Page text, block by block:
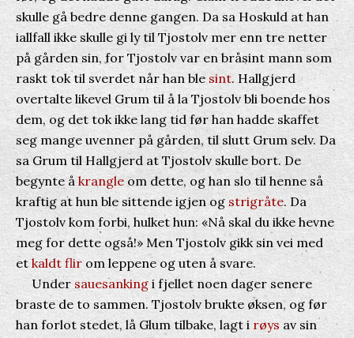
skulle gå bedre denne gangen. Da sa Hoskuld at han
iallfall ikke skulle gi ly til Tjostolv mer enn tre netter
på gården sin, for Tjostolv var en bråsint mann som
raskt tok til sverdet når han ble sint. Hallgjerd
overtalte likevel Grum til å la Tjostolv bli boende hos
dem, og det tok ikke lang tid før han hadde skaffet
seg mange uvenner på gården, til slutt Grum selv. Da
sa Grum til Hallgjerd at Tjostolv skulle bort. De
begynte å krangle om dette, og han slo til henne så
kraftig at hun ble sittende igjen og strigråte. Da
Tjostolv kom forbi, hulket hun: «Nå skal du ikke hevne
meg for dette også!» Men Tjostolv gikk sin vei med
et kaldt flir om leppene og uten å svare.
Under sauesanking i fjellet noen dager senere
braste de to sammen. Tjostolv brukte øksen, og før
han forlot stedet, lå Glum tilbake, lagt i røysav sin